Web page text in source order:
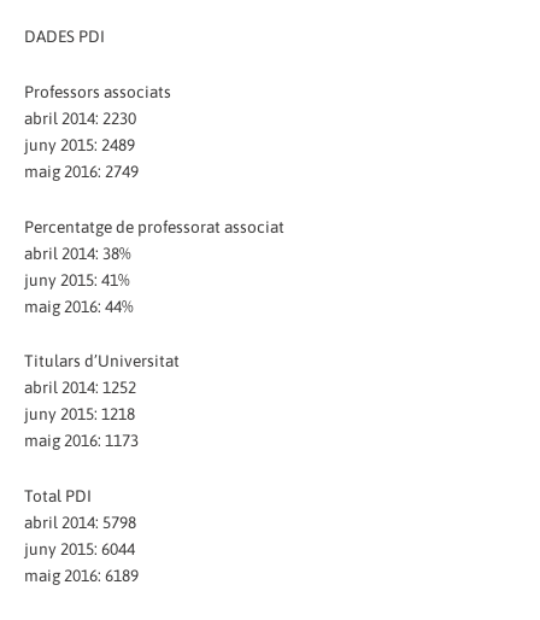
DADES PDI
Professors associats
abril 2014: 2230
juny 2015: 2489
maig 2016: 2749
Percentatge de professorat associat
abril 2014: 38%
juny 2015: 41%
maig 2016: 44%
Titulars d’Universitat
abril 2014: 1252
juny 2015: 1218
maig 2016: 1173
Total PDI
abril 2014: 5798
juny 2015: 6044
maig 2016: 6189